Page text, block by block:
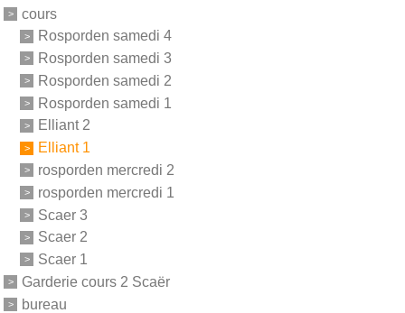
cours
Rosporden samedi 4
Rosporden samedi 3
Rosporden samedi 2
Rosporden samedi 1
Elliant 2
Elliant 1
rosporden mercredi 2
rosporden mercredi 1
Scaer 3
Scaer 2
Scaer 1
Garderie cours 2 Scaër
bureau